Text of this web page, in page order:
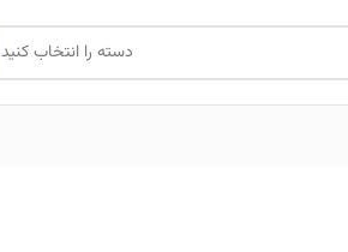
دسته را انتخاب کنید